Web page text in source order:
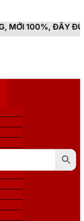
TỪ, HÓA ĐƠN